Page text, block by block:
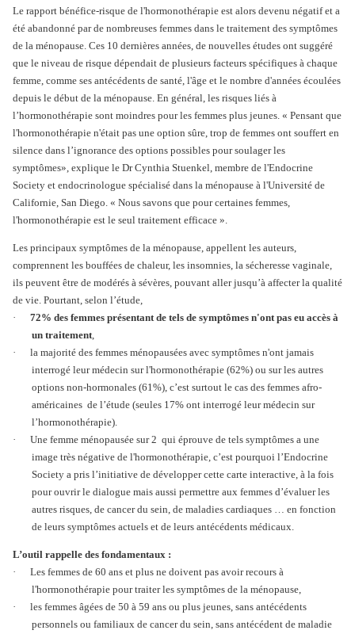
Le rapport bénéfice-risque de l'hormonothérapie est alors devenu négatif et a
été abandonné par de nombreuses femmes dans le traitement des symptômes
de la ménopause. Ces 10 dernières années, de nouvelles études ont suggéré
que le niveau de risque dépendait de plusieurs facteurs spécifiques à chaque
femme, comme ses antécédents de santé, l'âge et le nombre d'années écoulées
depuis le début de la ménopause. En général, les risques liés à
l’hormonothérapie sont moindres pour les femmes plus jeunes. « Pensant que
l'hormonothérapie n'était pas une option sûre, trop de femmes ont souffert en
silence dans l’ignorance des options possibles pour soulager les
symptômes», explique le Dr Cynthia Stuenkel, membre de l'Endocrine
Society et endocrinologue spécialisé dans la ménopause à l'Université de
Californie, San Diego. « Nous savons que pour certaines femmes,
l'hormonothérapie est le seul traitement efficace ».
Les principaux symptômes de la ménopause, appellent les auteurs,
comprennent les bouffées de chaleur, les insomnies, la sécheresse vaginale,
ils peuvent être de modérés à sévères, pouvant aller jusqu’à affecter la qualité
de vie. Pourtant, selon l’étude,
·
72% des femmes présentant de tels de symptômes n'ont pas eu accès à
un traitement
·
la majorité des femmes ménopausées avec symptômes n'ont jamais
interrogé leur médecin sur l'hormonothérapie (62%) ou sur les autres
options non-hormonales (61%), c’est surtout le cas des femmes afro-
américaines de l’étude (seules 17% ont interrogé leur médecin sur
l’hormonothérapie).
·
Une femme ménopausée sur 2 qui éprouve de tels symptômes a une
image très négative de l'hormonothérapie, c’est pourquoi l’Endocrine
Society a pris l’initiative de développer cette carte interactive, à la fois
pour ouvrir le dialogue mais aussi permettre aux femmes d’évaluer les
autres risques, de cancer du sein, de maladies cardiaques … en fonction
de leurs symptômes actuels et de leurs antécédents médicaux.
L’outil rappelle des fondamentaux :
·
Les femmes de 60 ans et plus ne doivent pas avoir recours à
l'hormonothérapie pour traiter les symptômes de la ménopause,
·
les femmes âgées de 50 à 59 ans ou plus jeunes, sans antécédents
personnels ou familiaux de cancer du sein, sans antécédent de maladie